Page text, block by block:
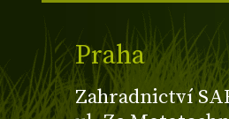
Praha
Zahradnictví